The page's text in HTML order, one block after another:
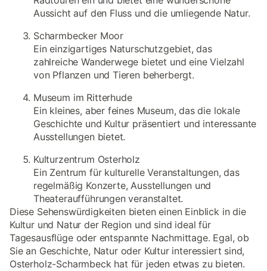
Aussicht auf den Fluss und die umliegende Natur.
Scharmbecker Moor
Ein einzigartiges Naturschutzgebiet, das
zahlreiche Wanderwege bietet und eine Vielzahl
von Pflanzen und Tieren beherbergt.
Museum im Ritterhude
Ein kleines, aber feines Museum, das die lokale
Geschichte und Kultur präsentiert und interessante
Ausstellungen bietet.
Kulturzentrum Osterholz
Ein Zentrum für kulturelle Veranstaltungen, das
regelmäßig Konzerte, Ausstellungen und
Theateraufführungen veranstaltet.
Diese Sehenswürdigkeiten bieten einen Einblick in die
Kultur und Natur der Region und sind ideal für
Tagesausflüge oder entspannte Nachmittage. Egal, ob
Sie an Geschichte, Natur oder Kultur interessiert sind,
Osterholz-Scharmbeck hat für jeden etwas zu bieten.